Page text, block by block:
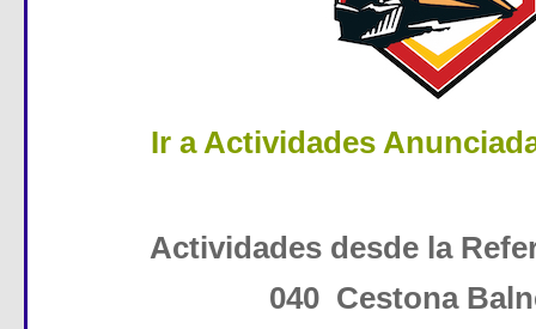
Ir a Actividades
Actividades desde la
040 Cestona